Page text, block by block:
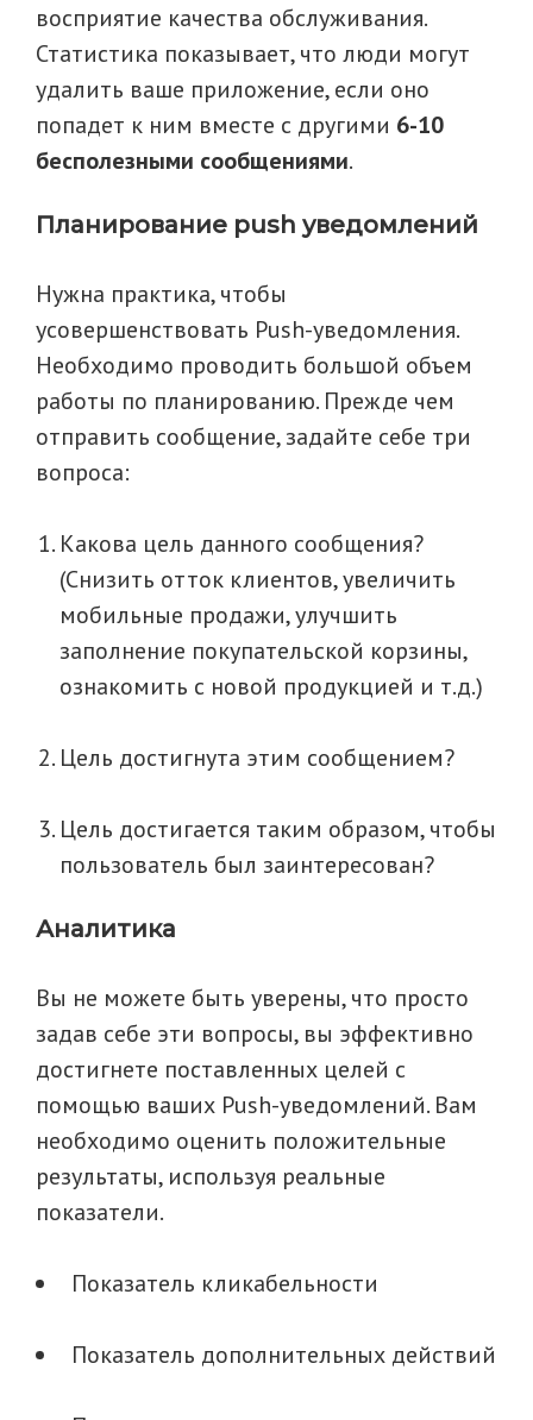
восприятие качества обслуживания.
Статистика показывает, что люди могут
удалить ваше приложение, если оно
попадет к ним вместе с другими 6-10
бесполезными сообщениями.
Планирование push уведомлений
Нужна практика, чтобы
усовершенствовать Рush-уведомления.
Необходимо проводить большой объем
работы по планированию. Прежде чем
отправить сообщение, задайте себе три
вопроса:
Какова цель данного сообщения?
(Снизить отток клиентов, увеличить
мобильные продажи, улучшить
заполнение покупательской корзины,
ознакомить с новой продукцией и т.д.)
Цель достигнута этим сообщением?
Цель достигается таким образом, чтобы
пользователь был заинтересован?
Аналитика
Вы не можете быть уверены, что просто
задав себе эти вопросы, вы эффективно
достигнете поставленных целей с
помощью ваших Рush-уведомлений. Вам
необходимо оценить положительные
результаты, используя реальные
показатели.
Показатель кликабельности
Показатель дополнительных действий